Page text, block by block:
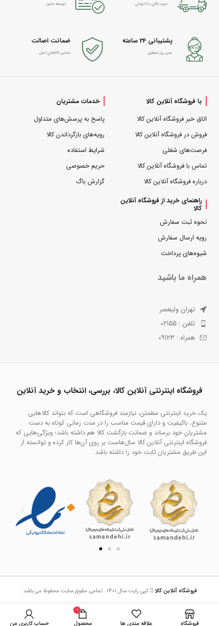
خرید بالای 600 تومان توسط مامور
پشتیبانی 24 ساعته
حتی روز تعطیل
ضمانت اصالت
تمامی کالاهای اصل
با فروشگاه آنلاین کالا
اتاق خبر فروشگاه آنلاین کالا
فروش در فروشگاه آنلاین کالا
فرصت‌های شغلی
تماس با فروشگاه آنلاین کالا
درباره فروشگاه آنلاین کالا
خدمات مشتریان
پاسخ به پرسش‌های متداول
رویه‌های بازگرداندن کالا
شرایط استفاده
حریم خصوصی
گزارش باگ
راهنمای خرید از فروشگاه آنلاین
کالا
نحوه ثبت سفارش
رویه ارسال سفارش
شیوه‌های پرداخت
همراه ما باشید
تهران ولیعصر
تلفن : 02155
همراه : 09123
فروشگاه اینترنتی آنلاین کالا، بررسی، انتخاب و خرید آنلاین
یک خرید اینترنتی مطمئن، نیازمند فروشگاهی است که بتواند کالاهایی
متنوع، باکیفیت و دارای قیمت مناسب را در مدت زمانی کوتاه به دست
مشتریان خود برساند و ضمانت بازگشت کالا هم داشته باشد؛ ویژگی‌هایی که
فروشگاه اینترنتی آنلاین کالا سال‌هاست بر روی آن‌ها کار کرده و توانسته از
این طریق مشتریان ثابت خود را داشته باشد.
فروشگاه آنلاین کالا کپی رایت سال 1401 . تمامی حقوق سایت محفوظ می باشد.
فروشگاه علاقه مندی ها
0
محصول حساب کاربری من